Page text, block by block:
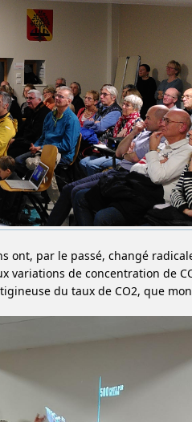
ont, par le passé, changé
de concentration de
du taux de CO2, que